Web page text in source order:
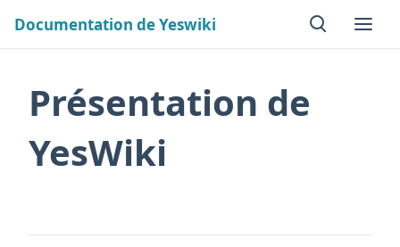
Documentation de Yeswiki
Présentation de
YesWiki